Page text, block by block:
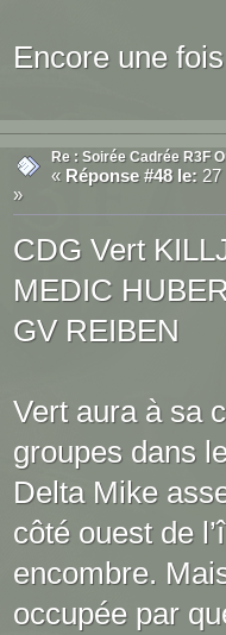
Encore une
Re : Soirée Cadrée R3F
« Réponse #48 le:27
»
CDG Vert
MEDIC
GV REIBEN
Vert aura à sa
groupes dans
Delta Mike
côté ouest de
encombre.
occupée par